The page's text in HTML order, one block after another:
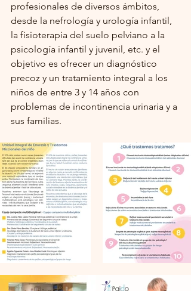
profesionales de diversos ámbitos,
desde la nefrología y urología infantil,
la fisioterapia del suelo pelviano a la
psicología infantil y juvenil, etc. y el
objetivo es ofrecer un diagnóstico
precoz y un tratamiento integral a los
niños de entre 3 y 14 años con
problemas de incontinencia urinaria y a
sus familias.